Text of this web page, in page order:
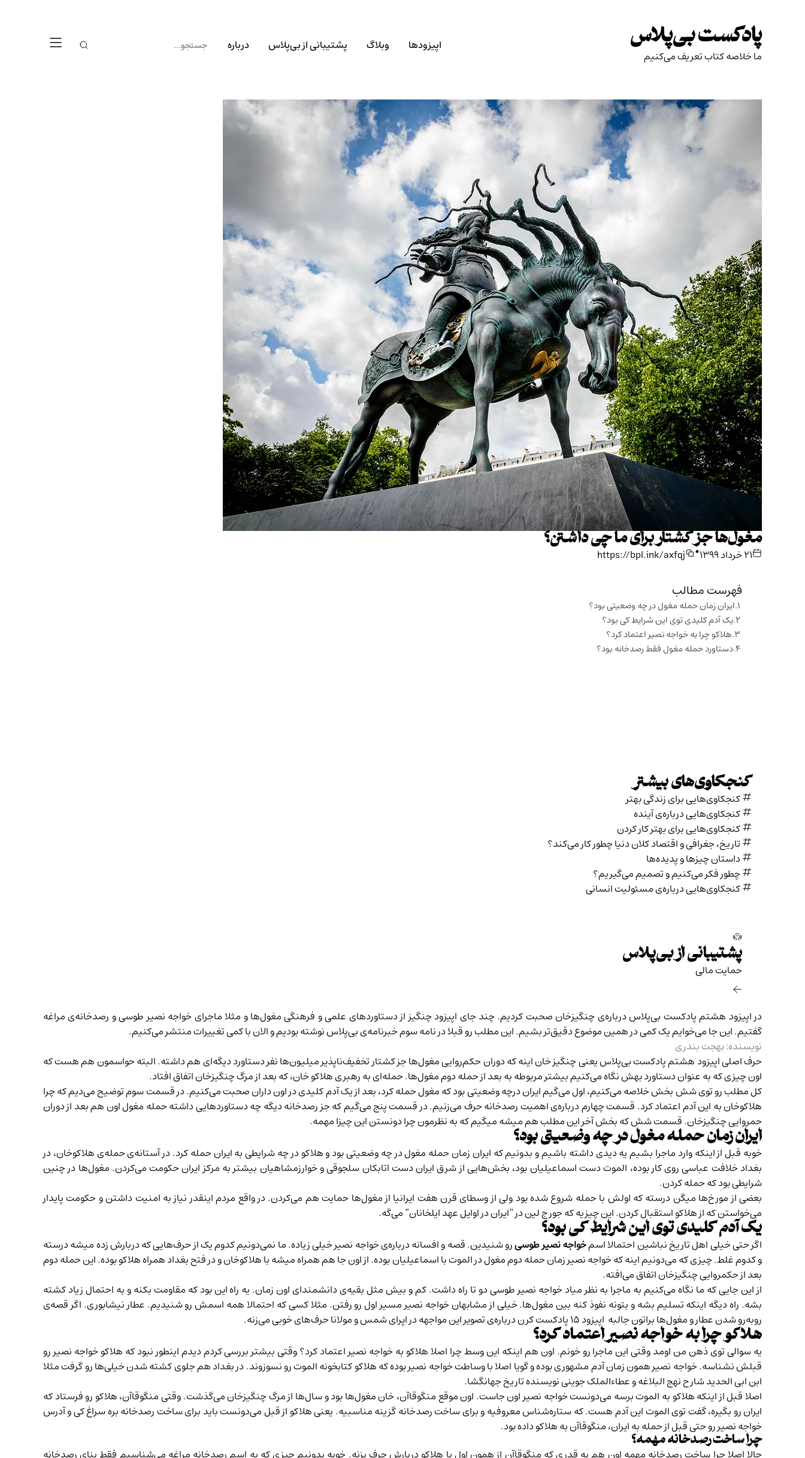
to
content
پادکست بی‌پلاس
ما خلاصه کتاب تعریف می‌کنیم
اپیزودها وبلاگ پشتیبانی از بی‌پلاس درباره
مغول‌ها جز کشتار برای ما چی داشتن؟
۲۱ خرداد ۱۳۹۹ •
https://bpl.ink/axfqj
فهرست مطالب
ایران زمان حمله مغول در چه وضعیتی بود؟
یک آدم کلیدی توی این شرایط کی بود؟
هلاکو چرا به خواجه نصیر اعتماد کرد؟
دستاورد حمله مغول فقط رصدخانه بود؟
کنجکاوی‌های بیشتر
کنجکاوی‌هایی برای زندگی بهتر
کنجکاوی‌هایی درباره‌ی آينده
کنجکاوی‌هایی برای بهتر کار کردن
تاریخ،‌ جغرافی و اقتصاد کلان دنیا چطور کار می‌کند؟
داستان چیزها و پدیده‌ها
چطور فکر می‌کنیم و تصمیم می‌گیریم؟
کنجکاوی‌هایی درباره‌ی مسئولیت انسانی
پشتیبانی از بی‌پلاس
حمایت مالی‌
دراپیزود هشتمپادکست بی‌پلاس درباره‌ی چنگیزخان صحبت کردیم. چند جای اپیزود چنگیز از دستاوردهای علمی و فرهنگی مغول‌ها و مثلا ماجرای خواجه نصیر طوسی و رصدخانه‌ی مراغه
گفتیم. این جا می‌خوایم یک کمی در همین موضوع دقیق‌تر بشیم. این مطلب رو قبلا در نامه سومخبرنامه‌ی بی‌پلاسنوشته بودیم و الان با کمی تغییرات منتشر می‌کنیم.
نویسنده: بهجت بندری
حرف اصلی اپیزود هشتم پادکست بی‌پلاس یعنی چنگیز خان اینه که دوران حکم‌روایی مغول‌ها جز کشتار تخفیف‌ناپذیر میلیون‌ها نفر دستاورد دیگه‌ای هم داشته. البته حواسمون هم هست که
اون چیزی که به عنوان دستاورد بهش نگاه می‌کنیم بیشتر مربوطه به بعد از حمله دوم مغول‌ها. حمله‌ای به رهبری هلاکو خان، که بعد از مرگ چنگیزخان اتفاق افتاد.
کل مطلب رو توی شش بخش خلاصه می‌کنیم، اول می‌گیم ایران درچه وضعیتی بود که مغول حمله کرد، بعد از یک آدم کلیدی در اون داران صحبت می‌کنیم. در قسمت سوم توضیح می‌دیم که چرا
هلاکوخان به این آدم اعتماد کرد. قسمت چهارم درباره‌ی اهمیت رصدخانه حرف می‌زنیم. در قسمت پنج می‌گیم که جز رصدخانه دیگه چه دستاوردهایی داشته حمله مغول اون هم بعد از دوران
حمروایی چنگیزخان. قسمت شش که بخش آخر این مطلب هم میشه میگیم که به نظرمون چرا دونستن این چیزا مهمه.
ایران زمان حمله مغول در چه وضعیتی بود؟
خوبه قبل از اینکه وارد ماجرا بشیم یه دیدی داشته باشیم و بدونیم که ایران زمان حمله مغول در چه وضعیتی بود و هلاکو در چه شرایطی به ایران حمله کرد. در آستانه‌ی حمله‌ی هلاکوخان، در
بغداد خلافت عباسی روی کار بوده، الموت دست اسماعیلیان بود، بخش‌هایی از شرق ایران دست اتابکان سلجوقی و خوارزمشاهیان بیشتر به مرکز ایران حکومت می‌کردن. مغول‌ها در چنین
شرایطی بود که حمله کردن.
بعضی از مورخ‌ها میگن درسته که اولش با حمله شروع شده بود ولی از وسطای قرن هفت ایرانیا از مغول‌ها حمایت هم می‌کردن. در واقع مردم اینقدر نیاز به امنیت داشتن و حکومت پایدار
می‌خواستن که از هلاکو استقبال کردن. این چیزیه که جورج لین در “ایران در اوایل عهد ایلخانان” می‌گه.
یک آدم کلیدی توی این شرایط کی بود؟
اگر حتی خیلی اهل تاریخ نباشین احتمالا اسمخواجه نصیر طوسیرو شنیدین. قصه و افسانه درباره‌ی خواجه نصیر خیلی زیاده. ما نمی‌دونیم کدوم یک از حرف‌هایی که دربارش زده میشه درسته
و کدوم غلط. چیزی که می‌دونیم اینه که خواجه نصیر زمان حمله دوم مغول در الموت با اسماعیلیان بوده. از اون جا هم همراه میشه با هلاکوخان و در فتح بغداد همراه هلاکو بوده. این حمله دوم
بعد از حکمروایی چنگیزخان اتفاق می‌افته.
از این جایی که ما نگاه می‌کنیم به ماجرا به نظر میاد خواجه نصیر طوسی دو تا راه داشت. کم و بیش مثل بقیه‌ی دانشمندای اون زمان. یه راه این بود که مقاومت بکنه و به احتمال زیاد کشته
بشه. راه دیگه اینکه تسلیم بشه و بتونه نفوذ کنه بین مغول‌ها. خیلی از مشابهان خواجه نصیر مسیر اول رو رفتن. مثلا کسی که احتمالا همه اسمش رو شنیدیم. عطار نیشابوری. اگر قصه‌ی
روبه‌رو شدن عطار و مغول‌ها براتون جالبه اپیزود ۱۵ پادکست کرن درباره‌ی تصویر این مواجهه در اپرای شمس و مولانا حرف‌های خوبی می‌زنه.
هلاکو چرا به خواجه نصیر اعتماد کرد؟
یه سوالی توی ذهن من اومد وقتی این ماجرا رو خونم. اون هم اینکه این وسط چرا اصلا هلاکو به خواجه نصیر اعتماد کرد؟ وقتی بیشتر بررسی کردم دیدم اینطور نبود که هلاکو خواجه نصیر رو
قبلش نشناسه. خواجه نصیر همون زمان آدم مشهوری بوده و گویا اصلا با وساطت خواجه نصیر بوده که هلاکو کتابخونه الموت رو نسوزوند. در بغداد هم جلوی کشته شدن خیلی‌ها رو گرفت مثلا
ابن ابی الحدیدشارح نهج البلاغه وعطاءالملک جوینینویسنده تاریخ جهانگشا.
اصلا قبل از اینکه هلاکو به الموت برسه می‌دونست خواجه نصیر اون جاست. اون موقع منگوقاآن، خان مغول‌ها بود و سال‌ها از مرگ چنگیزخان می‌گذشت. وقتی منگوقاآن، هلاکو رو فرستاد که
ایران رو بگیره، گفت توی الموت این آدم هست. که ستاره‌شناس معروفیه و برای ساخت رصدخانه گزینه مناسبیه. یعنی هلاکو از قبل می‌دونست باید برای ساخت رصدخانه بره سراغ کی و آدرس
خواجه نصیر رو حتی قبل از حمله به ایران، منگوقاآن به هلاکو داده بود.
چرا ساخت رصدخانه مهمه؟
حالا اصلا چرا ساخت رصدخانه مهمه اون هم به قدری که منگوقاآن از همون اول با هلاکو دربارش حرف بزنه. خوبه بدونیم چیزی که به اسم رصدخانه مراغه می‌شناسیم فقط بنای رصدخانه